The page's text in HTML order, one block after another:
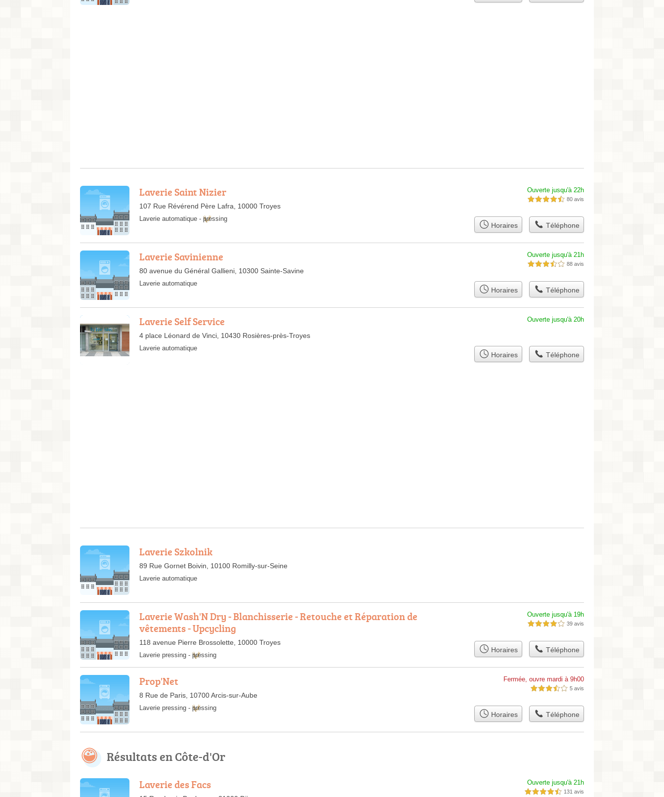
Laverie Saint Nizier
107 Rue Révérend Père Lafra, 10000 Troyes
Ouverte jusqu'à 22h
4,5 étoiles sur 5 80 avis
Laverie automatique - pressing
Horaires Téléphone
Laverie Savinienne
80 avenue du Général Gallieni, 10300 Sainte-Savine
Ouverte jusqu'à 21h
3,5 étoiles sur 5 88 avis
Laverie automatique
Horaires Téléphone
Laverie Self Service
4 place Léonard de Vinci, 10430 Rosières-près-Troyes
Ouverte jusqu'à 20h
Laverie automatique
Horaires Téléphone
Laverie Szkolnik
89 Rue Gornet Boivin, 10100 Romilly-sur-Seine
Laverie automatique
Laverie Wash'N Dry - Blanchisserie - Retouche et Réparation de
vêtements - Upcycling
118 avenue Pierre Brossolette, 10000 Troyes
Ouverte jusqu'à 19h
4,0 étoiles sur 5 39 avis
Laverie pressing - pressing
Horaires Téléphone
Prop'Net
8 Rue de Paris, 10700 Arcis-sur-Aube
Fermée, ouvre mardi à 9h00
3,5 étoiles sur 5 5 avis
Laverie pressing - pressing
Horaires Téléphone
Résultats en Côte-d'Or
Laverie des Facs Ouverte jusqu'à 21h
4,5 étoiles sur 5 131 avis